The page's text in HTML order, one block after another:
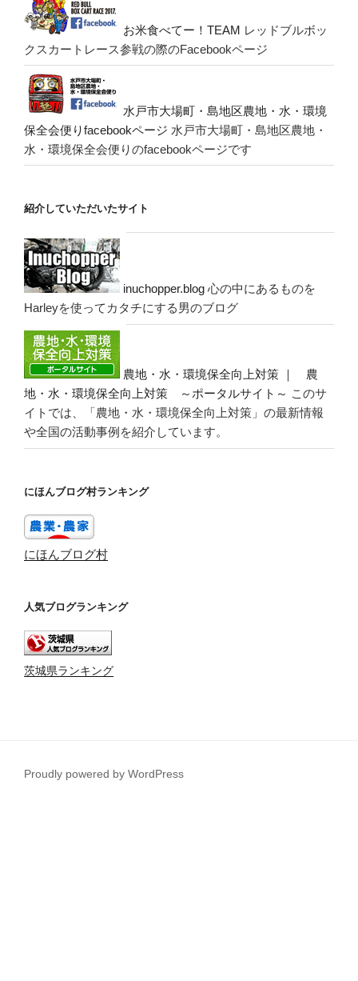
お米食べてー！TEAM レッドブルボッ
クスカートレース参戦の際のFacebookページ
水戸市大場町・島地区農地・水・環境
保全会便りfacebookページ 水戸市大場町・島地区農地・
水・環境保全会便りのfacebookページです
紹介していただいたサイト
inuchopper.blog 心の中にあるものを
Harleyを使ってカタチにする男のブログ
農地・水・環境保全向上対策 ｜ 農
地・水・環境保全向上対策 ～ポータルサイト～ このサ
イトでは、「農地・水・環境保全向上対策」の最新情報
や全国の活動事例を紹介しています。
にほんブログ村ランキング
にほんブログ村
人気ブログランキング
茨城県ランキング
Proudly powered by WordPress